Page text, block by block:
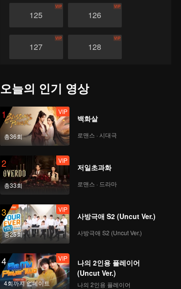
125
VIP
126
VIP
127
VIP
128
VIP
131
133
VIP
134
VIP
135
VIP
136
137
139
VIP
140
141
VIP
142
VIP
오늘의 인기 영상
1
총36회
VIP
백화살
로맨스 · 시대극
2
총33회
VIP
저일초과화
로맨스 · 드라마
3
총25회
VIP
사방극애 S2 (Uncut Ver.)
사방극애 S2 (Uncut Ver.)
4
4회까지 업데이트
VIP
나의 2인용 플레이어
(Uncut Ver.)
나의 2인용 플레이어